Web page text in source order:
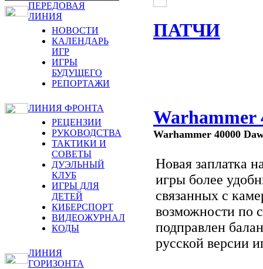
ПЕРЕДОВАЯ
ЛИНИЯ
НОВОСТИ
КАЛЕНДАРЬ
ИГР
ИГРЫ
БУДУЩЕГО
РЕПОРТАЖИ
ЛИНИЯ ФРОНТА
РЕЦЕНЗИИ
РУКОВОДСТВА
ТАКТИКИ И
СОВЕТЫ
ДУЭЛЬНЫЙ
КЛУБ
ИГРЫ ДЛЯ
ДЕТЕЙ
КИБЕРСПОРТ
ВИДЕОЖУРНАЛ
КОДЫ
ЛИНИЯ
ГОРИЗОНТА
ПАТЧИ
Warhammer
Warhammer 40000
Новая заплатка
игры более
связанных с
возможности по
подправлен
русской версии